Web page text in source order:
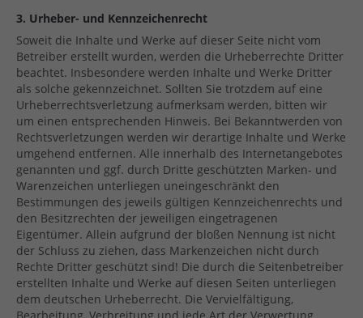
3. Urheber- und Kennzeichenrecht
Soweit die Inhalte und Werke auf dieser Seite nicht vom
Betreiber erstellt wurden, werden die Urheberrechte Dritter
beachtet. Insbesondere werden Inhalte und Werke Dritter
als solche gekennzeichnet. Sollten Sie trotzdem auf eine
Urheberrechtsverletzung aufmerksam werden, bitten wir
um einen entsprechenden Hinweis. Bei Bekanntwerden von
Rechtsverletzungen werden wir derartige Inhalte und Werke
umgehend entfernen. Alle innerhalb des Internetangebotes
genannten und ggf. durch Dritte geschützten Marken- und
Warenzeichen unterliegen uneingeschränkt den
Bestimmungen des jeweils gültigen Kennzeichenrechts und
den Besitzrechten der jeweiligen eingetragenen
Eigentümer. Allein aufgrund der bloßen Nennung ist nicht
der Schluss zu ziehen, dass Markenzeichen nicht durch
Rechte Dritter geschützt sind! Die durch die Seitenbetreiber
erstellten Inhalte und Werke auf diesen Seiten unterliegen
dem deutschen Urheberrecht. Die Vervielfältigung,